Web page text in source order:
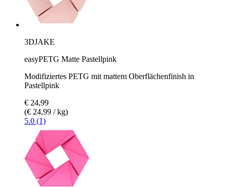
3DJAKE
easyPETG Matte Pastellpink
Modifiziertes PETG mit mattem Oberflächenfinish in
Pastellpink
€ 24,99
(€ 24,99 / kg)
5.0 (1)